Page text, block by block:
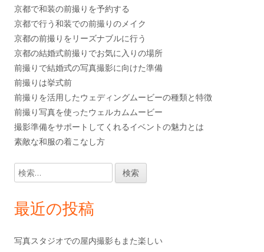
京都で和装の前撮りを予約する
京都で行う和装での前撮りのメイク
京都の前撮りをリーズナブルに行う
京都の結婚式前撮りでお気に入りの場所
前撮りで結婚式の写真撮影に向けた準備
前撮りは挙式前
前撮りを活用したウェディングムービーの種類と特徴
前撮り写真を使ったウェルカムムービー
撮影準備をサポートしてくれるイベントの魅力とは
素敵な和服の着こなし方
検
索:
最近の投稿
写真スタジオでの屋内撮影もまた楽しい